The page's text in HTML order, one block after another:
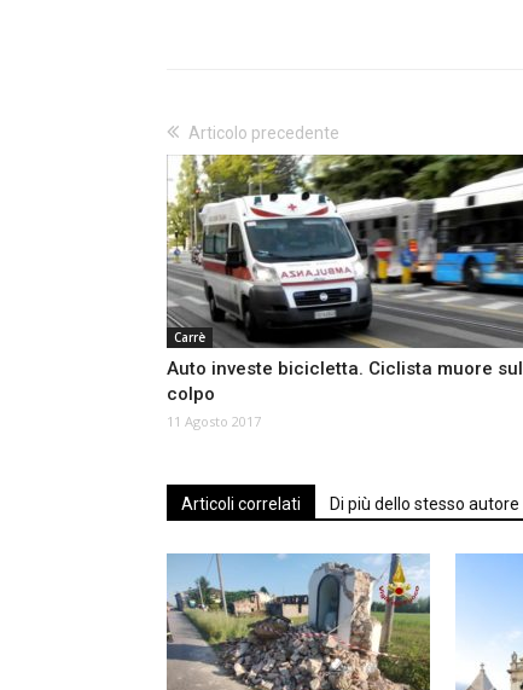
Articolo precedente
Carrè
Auto investe bicicletta. Ciclista muore sul
colpo
11 Agosto 2017
Articoli correlati Di più dello stesso autore